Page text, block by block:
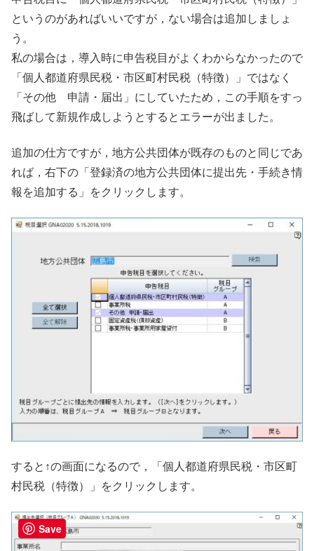
というのがあればいいですが，ない場合は追加しましょ
う。
私の場合は，導入時に申告税目がよくわからなかったので
「個人都道府県民税・市区町村民税（特徴）」ではなく
「その他 申請・届出」にしていたため，この手順をすっ
飛ばして新規作成しようとするとエラーが出ました。
追加の仕方ですが，地方公共団体が既存のものと同じであ
れば，右下の「登録済の地方公共団体に提出先・手続き情
報を追加する」をクリックします。
すると↑の画面になるので，「個人都道府県民税・市区町
村民税（特徴）」をクリックします。
Save